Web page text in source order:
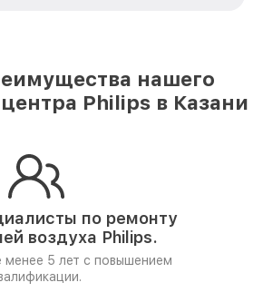
нашего
Philips в Казани
по ремонту
воздуха Philips.
5 лет с повышением